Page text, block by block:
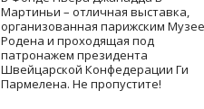
Мартиньи – отличная выставка,
организованная парижским
Родена и проходящая под
патронажем президента
Швейцарской Конфедерации Ги
Пармелена. Не пропустите!